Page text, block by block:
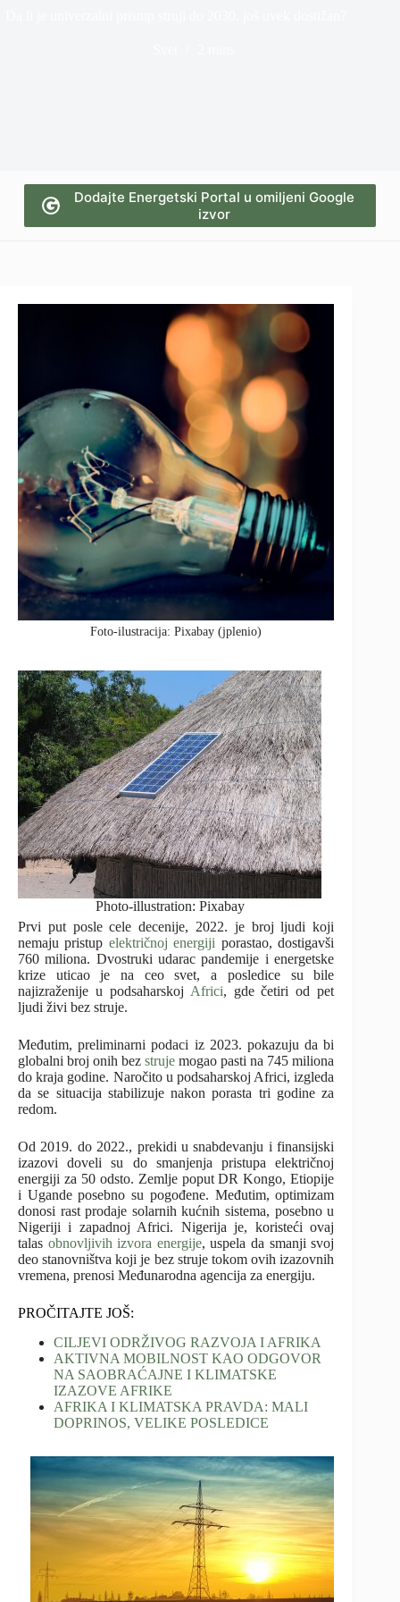
Dodajte Energetski Portal u omiljeni Google
izvor
Foto-ilustracija: Pixabay (jplenio)
Photo-illustration: Pixabay
Prvi put posle cele decenije, 2022. je broj ljudi koji
nemaju pristup električnoj energiji porastao, dostigavši
760 miliona. Dvostruki udarac pandemije i energetske
krize uticao je na ceo svet, a posledice su bile
najizraženije u podsaharskoj Africi, gde četiri od pet
ljudi živi bez struje.
Međutim, preliminarni podaci iz 2023. pokazuju da bi
globalni broj onih bezstruje mogao pasti na 745 miliona
do kraja godine. Naročito u podsaharskoj Africi, izgleda
da se situacija stabilizuje nakon porasta tri godine za
redom.
Od 2019. do 2022., prekidi u snabdevanju i finansijski
izazovi doveli su do smanjenja pristupa električnoj
energiji za 50 odsto. Zemlje poput DR Kongo, Etiopije
i Ugande posebno su pogođene. Međutim, optimizam
donosi rast prodaje solarnih kućnih sistema, posebno u
Nigeriji i zapadnoj Africi. Nigerija je, koristeći ovaj
talas obnovljivih izvora energije, uspela da smanji svoj
deo stanovništva koji je bez struje tokom ovih izazovnih
vremena, prenosi Međunarodna agencija za energiju.
PROČITAJTE JOŠ:
CILJEVI ODRŽIVOG RAZVOJA I AFRIKA
AKTIVNA MOBILNOST KAO ODGOVOR
NA SAOBRAĆAJNE I KLIMATSKE
IZAZOVE AFRIKE
AFRIKA I KLIMATSKA PRAVDA: MALI
DOPRINOS, VELIKE POSLEDICE